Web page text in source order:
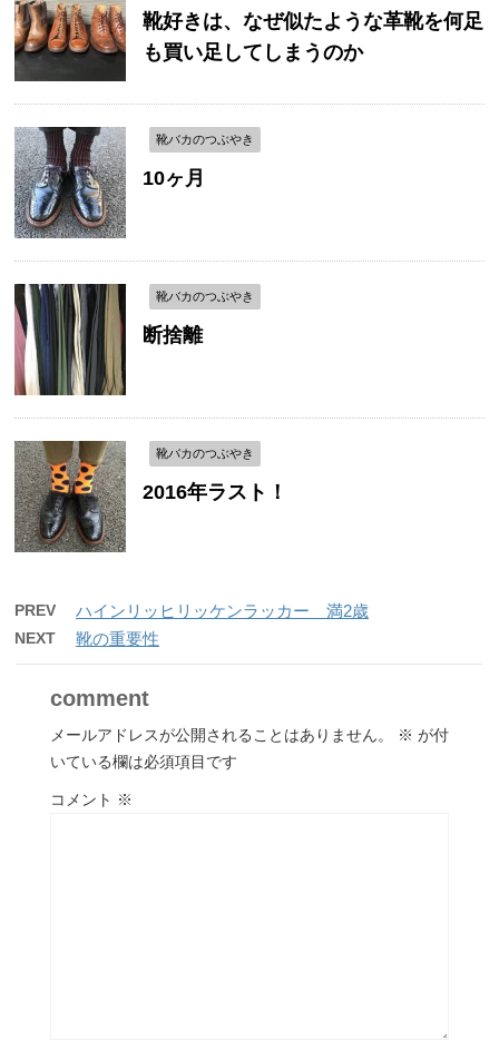
靴好きは、なぜ似たような革靴を何足
も買い足してしまうのか
靴バカのつぶやき
10ヶ月
靴バカのつぶやき
断捨離
靴バカのつぶやき
2016年ラスト！
PREV ハインリッヒリッケンラッカー 満2歳
NEXT 靴の重要性
comment
メールアドレスが公開されることはありません。 ※ が付
いている欄は必須項目です
コメント ※